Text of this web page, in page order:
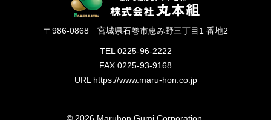
〒986-0868 宮城県石巻市恵み野三丁目1 番地2
TEL 0225-96-2222
FAX 0225-93-9168
URL https://www.maru-hon.co.jp